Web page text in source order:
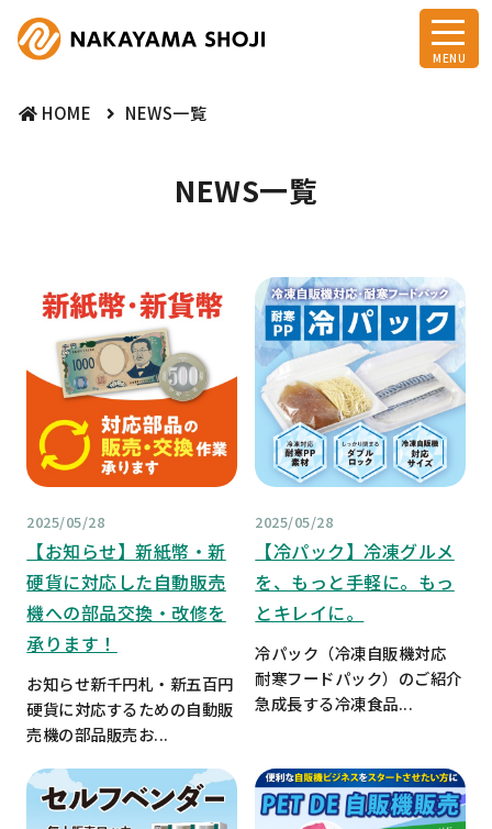
HOME NEWS一覧
NEWS一覧
2025/05/28
【お知らせ】新紙幣・新
硬貨に対応した自動販売
機への部品交換・改修を
承ります！
お知らせ新千円札・新五百円
硬貨に対応するための自動販
売機の部品販売お...
2025/05/28
【冷パック】冷凍グルメ
を、もっと手軽に。もっ
とキレイに。
冷パック（冷凍自販機対応
耐寒フードパック）のご紹介
急成長する冷凍食品...